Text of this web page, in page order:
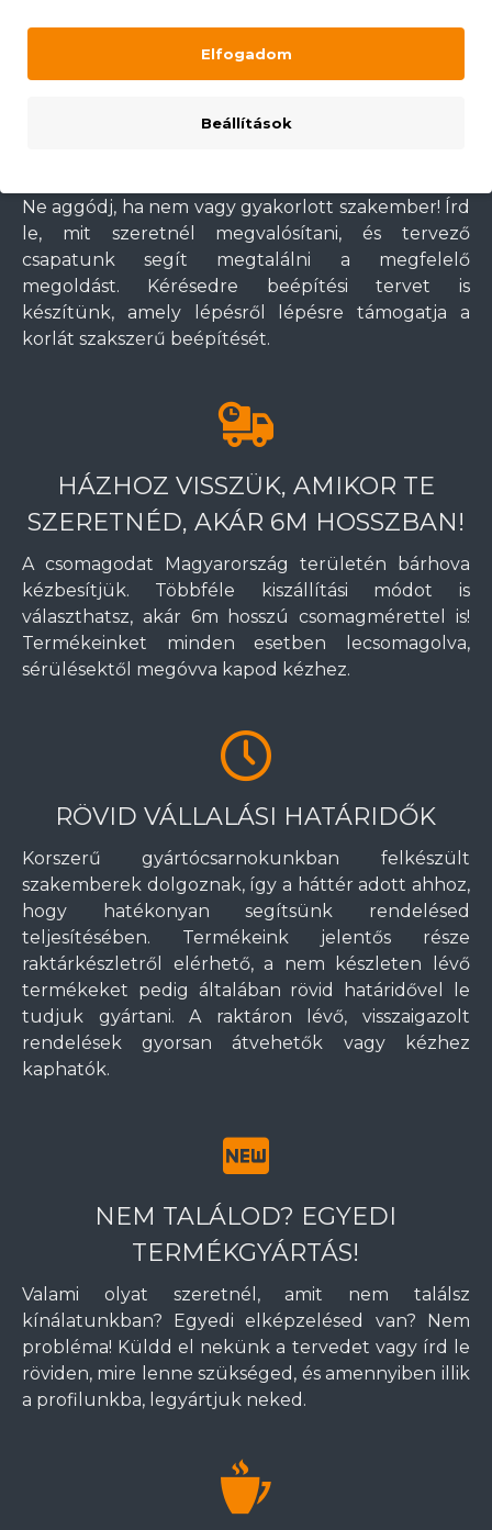
NEM VAGY GYAKORLOTT
Ne aggódj, ha nem vagy gyakorlott szakember! Írd
le, mit szeretnél megvalósítani, és tervező
csapatunk segít megtalálni a megfelelő
megoldást. Kérésedre beépítési tervet is
készítünk, amely lépésről lépésre támogatja a
korlát szakszerű beépítését.
HÁZHOZ VISSZÜK, AMIKOR TE
SZERETNÉD, AKÁR 6M HOSSZBAN!
A csomagodat Magyarország területén bárhova
kézbesítjük. Többféle kiszállítási módot is
választhatsz, akár 6m hosszú csomagmérettel is!
Termékeinket minden esetben lecsomagolva,
sérülésektől megóvva kapod kézhez.
RÖVID VÁLLALÁSI HATÁRIDŐK
Korszerű gyártócsarnokunkban felkészült
szakemberek dolgoznak, így a háttér adott ahhoz,
hogy hatékonyan segítsünk rendelésed
teljesítésében. Termékeink jelentős része
raktárkészletről elérhető, a nem készleten lévő
termékeket pedig általában rövid határidővel le
tudjuk gyártani. A raktáron lévő, visszaigazolt
rendelések gyorsan átvehetők vagy kézhez
kaphatók.
NEM TALÁLOD? EGYEDI
TERMÉKGYÁRTÁS!
Valami olyat szeretnél, amit nem találsz
kínálatunkban? Egyedi elképzelésed van? Nem
probléma! Küldd el nekünk a tervedet vagy írd le
röviden, mire lenne szükséged, és amennyiben illik
a profilunkba, legyártjuk neked.
Elfogadom
Beállítások